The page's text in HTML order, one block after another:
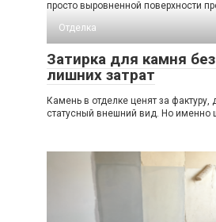
просто выровненной поверхности
Отделка
Затирка для камня
лишних затрат
Камень в отделке ценят за фактуру,
статусный внешний вид. Но именно